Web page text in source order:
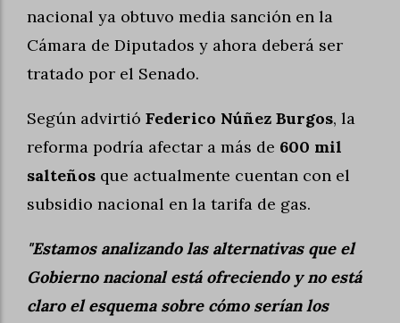
nacional ya obtuvo media sanción en la
Cámara de Diputados y ahora deberá ser
tratado por el Senado.
Según advirtió Federico Núñez Burgos, la
reforma podría afectar a más de 600 mil
salteños que actualmente cuentan con el
subsidio nacional en la tarifa de gas.
"Estamos analizando las alternativas que el
Gobierno nacional está ofreciendo y no está
claro el esquema sobre cómo serían los